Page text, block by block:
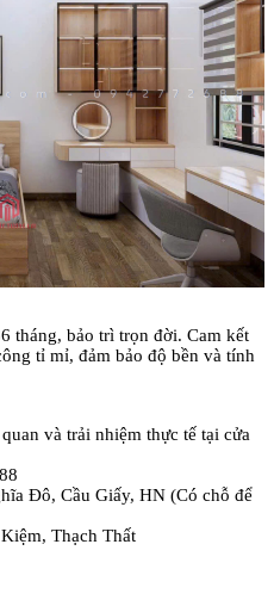
tháng, bảo trì trọn đời. Cam kết
tỉ mỉ, đảm bảo độ bền và tính
và trải nhiệm thực tế tại cửa
Đô, Cầu Giấy, HN (Có chỗ để
Thạch Thất